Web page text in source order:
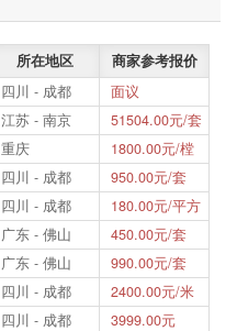
所在地区
商家参考报价
四川 - 成都
面议
江苏 - 南京
51504.00元/套
重庆
1800.00元/樘
四川 - 成都
950.00元/套
四川 - 成都
180.00元/平方
广东 - 佛山
450.00元/套
广东 - 佛山
990.00元/套
四川 - 成都
2400.00元/米
四川 - 成都
3999.00元